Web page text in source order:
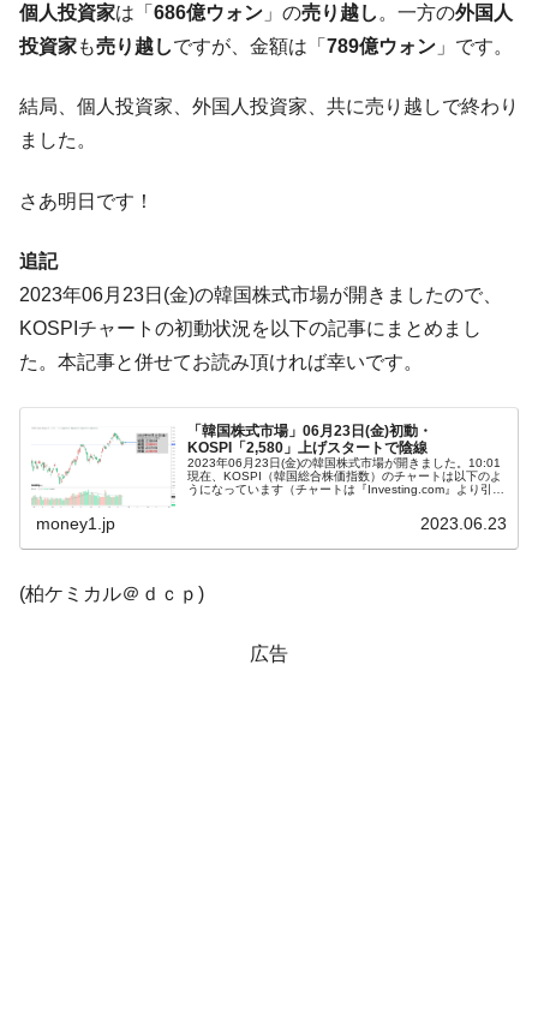
ータセンター整備」⇒ だから無理だってば。
『Money1』
『Money1』
『Money1』
ぎ」では。
『Money1』
韓国鉄鋼最大手『POSCO』ズブズブ沈む。
営業利益80.2％も減少
にぶん殴る法案」提出！⇒ クーパン問題は合衆国企業に対
する差別。許してはおかぬ
『Money1』
韓国ボンクラ政策室長･金容範、株価暴落に
他人事のような発言。
『Money1』
韓国半導体『SKハイニックス』2026年2Qの
業績「史上最高益」当期純利益は前年同期比13.4倍に。
機 ⇒ 10.7兆では損が出るからできない。
個人投資家は「 686億ウォン 」の売り越し 。一方の外国人
投資家も売り越しですが、金額は「 789億ウォン 」です。
結局、個人投資家、外国人投資家、共に売り越しで終わり
ました。
さあ明日です！
追記
2023年06月23日(金)の韓国株式市場が開きましたので、
KOSPIチャートの初動状況を以下の記事にまとめまし
た。本記事と併せてお読み頂ければ幸いです。
「韓国株式市場」06月23日(金)初動・
KOSPI「2,580」上げスタートで陰線
2023年06月23日(金)の韓国株式市場が開きました。10:01
現在、KOSPI（韓国総合株価指数）のチャートは以下のよ
うになっています（チャートは『Investing.com』より引
money1.jp 2023.06.23
(柏ケミカル＠ｄｃｐ)
広告